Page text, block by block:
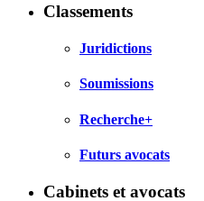
Classements
Juridictions
Soumissions
Recherche+
Futurs avocats
Cabinets et avocats